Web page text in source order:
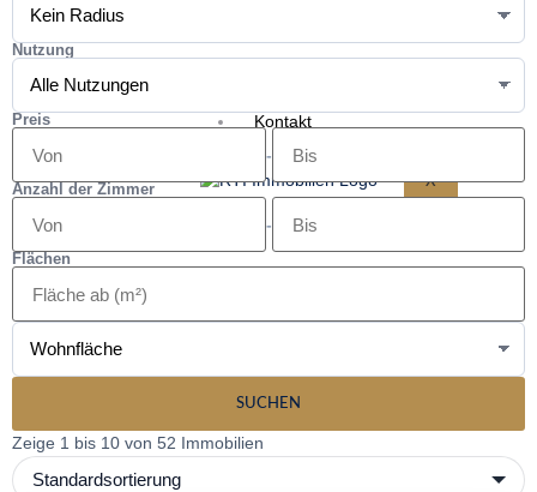
Kontakt
X
Nutzung
Preis
-
Anzahl der Zimmer
-
Flächen
SUCHEN
Zeige 1 bis 10 von 52 Immobilien